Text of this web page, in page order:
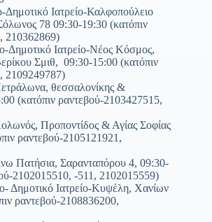
Ιατρείο-Καλφοπούλειο
78 09:30-19:30 (κατόπιν
210362869)
Δημοτικό Ιατρείο-Νέος Κόσμος,
Σμιθ, 09:30-15:00 (κατόπιν
2109249787)
θεσσαλονίκης &
(κατόπιν ραντεβού-2103427515,
Προποντίδος & Αγίας Σοφίας
ραντεβού-2105121921,
Πατήσια, Σαρανταπόρου 4, 09:30-
2102015510, -511, 2102015559)
Δημοτικό Ιατρείο-Κυψέλη, Χανίων
ραντεβού-2108836200,